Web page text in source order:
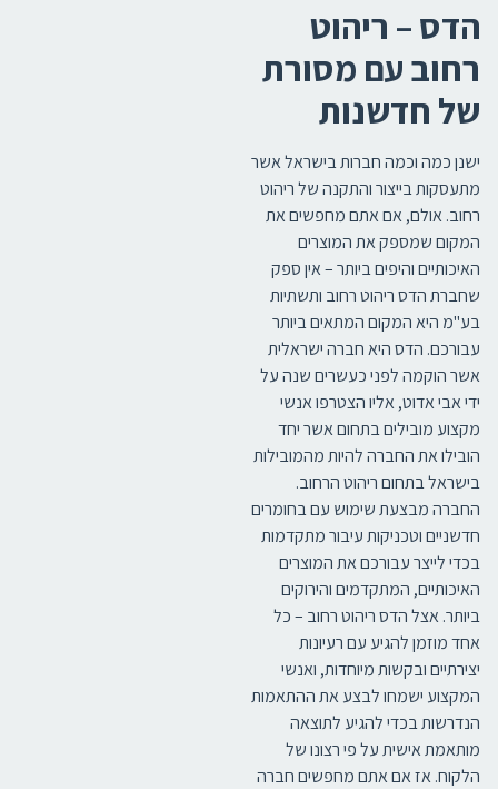
הדס – ריהוט
רחוב עם מסורת
של חדשנות
ישנן כמה וכמה חברות בישראל אשר
מתעסקות בייצור והתקנה של ריהוט
רחוב. אולם, אם אתם מחפשים את
המקום שמספק את המוצרים
האיכותיים והיפים ביותר – אין ספק
שחברת הדס ריהוט רחוב ותשתיות
בע"מ היא המקום המתאים ביותר
עבורכם. הדס היא חברה ישראלית
אשר הוקמה לפני כעשרים שנה על
ידי אבי אדוט, אליו הצטרפו אנשי
מקצוע מובילים בתחום אשר יחד
הובילו את החברה להיות מהמובילות
בישראל בתחום ריהוט הרחוב.
החברה מבצעת שימוש עם בחומרים
חדשניים וטכניקות עיבור מתקדמות
בכדי לייצר עבורכם את המוצרים
האיכותיים, המתקדמים והירוקים
ביותר. אצל הדס ריהוט רחוב – כל
אחד מוזמן להגיע עם רעיונות
יצירתיים ובקשות מיוחדות, ואנשי
המקצוע ישמחו לבצע את ההתאמות
הנדרשות בכדי להגיע לתוצאה
מותאמת אישית על פי רצונו של
הלקוח. אז אם אתם מחפשים חברה